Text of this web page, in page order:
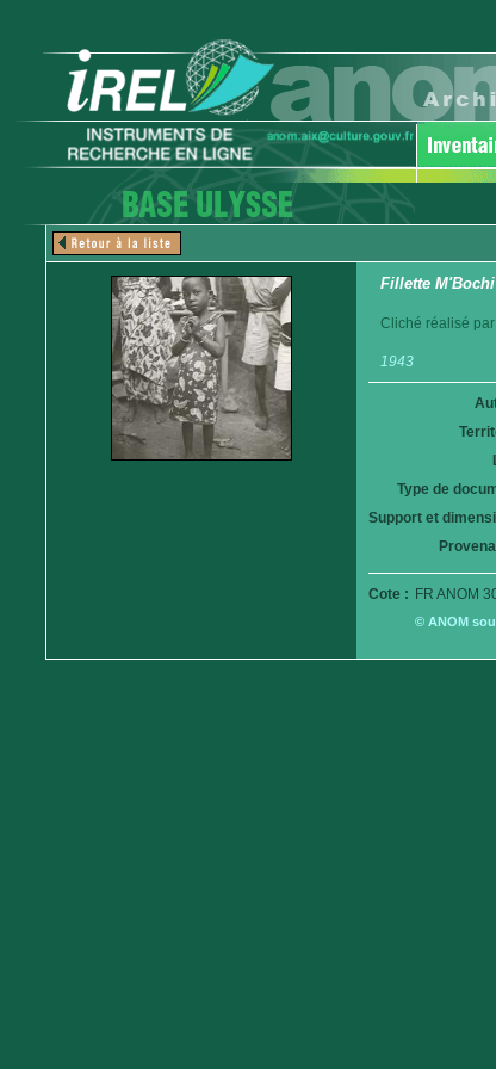
Fillette M'Bochi
Cliché réalisé
1943
Type de
Support et
Cote : FR ANOM
© ANOM